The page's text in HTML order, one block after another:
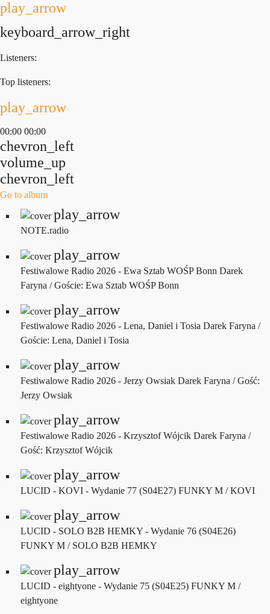
play_arrow
keyboard_arrow_right
Listeners:
Top listeners:
play_arrow
00:00 00:00
chevron_left
volume_up
chevron_left
Go to album
play_arrow
NOTE.radio
play_arrow
Festiwalowe Radio 2026 - Ewa Sztab WOŚP Bonn Darek
Faryna / Goście: Ewa Sztab WOŚP Bonn
play_arrow
Festiwalowe Radio 2026 - Lena, Daniel i Tosia Darek Faryna /
Goście: Lena, Daniel i Tosia
play_arrow
Festiwalowe Radio 2026 - Jerzy Owsiak Darek Faryna / Gość:
Jerzy Owsiak
play_arrow
Festiwalowe Radio 2026 - Krzysztof Wójcik Darek Faryna /
Gość: Krzysztof Wójcik
play_arrow
LUCID - KOVI - Wydanie 77 (S04E27) FUNKY M / KOVI
play_arrow
LUCID - SOLO B2B HEMKY - Wydanie 76 (S04E26)
FUNKY M / SOLO B2B HEMKY
play_arrow
LUCID - eightyone - Wydanie 75 (S04E25) FUNKY M /
eightyone